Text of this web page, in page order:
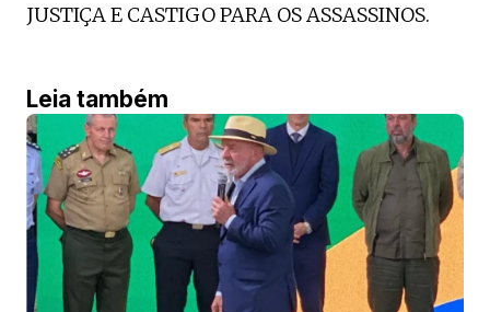
JUSTIÇA E CASTIGO PARA OS ASSASSINOS.
Leia também